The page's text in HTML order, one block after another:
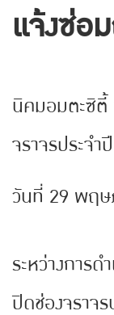
แจ้งซ่อ
นิคมอมตะซิตี้
จราจรประจำปี
วันที่ 29 พฤ
ระหว่างการ
ปิดช่องจราจ